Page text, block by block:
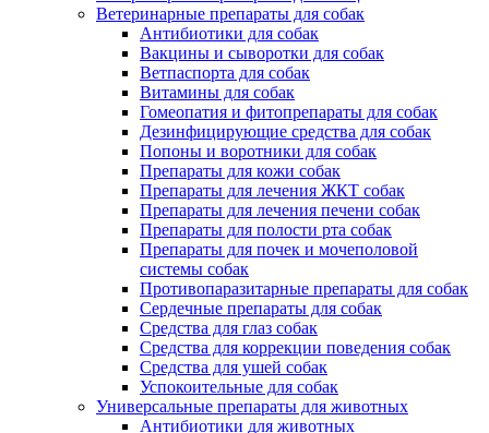
Ветеринарные препараты для собак
Антибиотики для собак
Вакцины и сыворотки для собак
Ветпаспорта для собак
Витамины для собак
Гомеопатия и фитопрепараты для собак
Дезинфицирующие средства для собак
Попоны и воротники для собак
Препараты для кожи собак
Препараты для лечения ЖКТ собак
Препараты для лечения печени собак
Препараты для полости рта собак
Препараты для почек и мочеполовой
системы собак
Противопаразитарные препараты для собак
Сердечные препараты для собак
Средства для глаз собак
Средства для коррекции поведения собак
Средства для ушей собак
Успокоительные для собак
Универсальные препараты для животных
Антибиотики для животных